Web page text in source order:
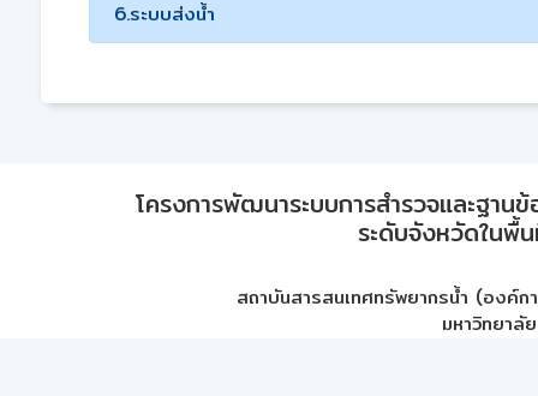
6.ระบบส่งน้ำ
โครงการพัฒนาระบบการสำรวจและฐา
ระดับจังหวัดในพื้
สถาบันสารสนเทศทรัพยากรน้ำ (องค์ก
มหาวิทยาลั